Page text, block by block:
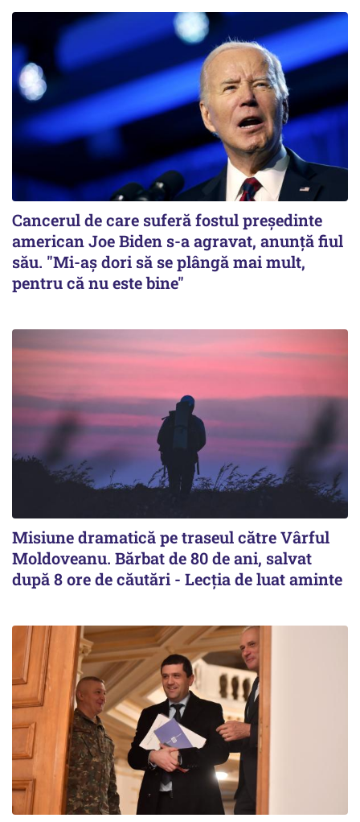
Cancerul de care suferă fostul preşedinte
american Joe Biden s-a agravat, anunță fiul
său. "Mi-aș dori să se plângă mai mult,
pentru că nu este bine"
Misiune dramatică pe traseul către Vârful
Moldoveanu. Bărbat de 80 de ani, salvat
după 8 ore de căutări - Lecția de luat aminte